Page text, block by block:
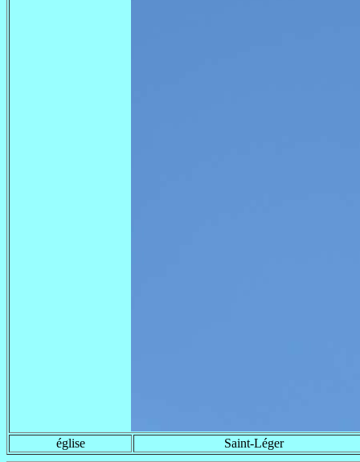
église Saint-Léger